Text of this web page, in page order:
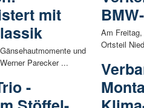
mit
und
Parecker ...
-
Am
Ortsteil